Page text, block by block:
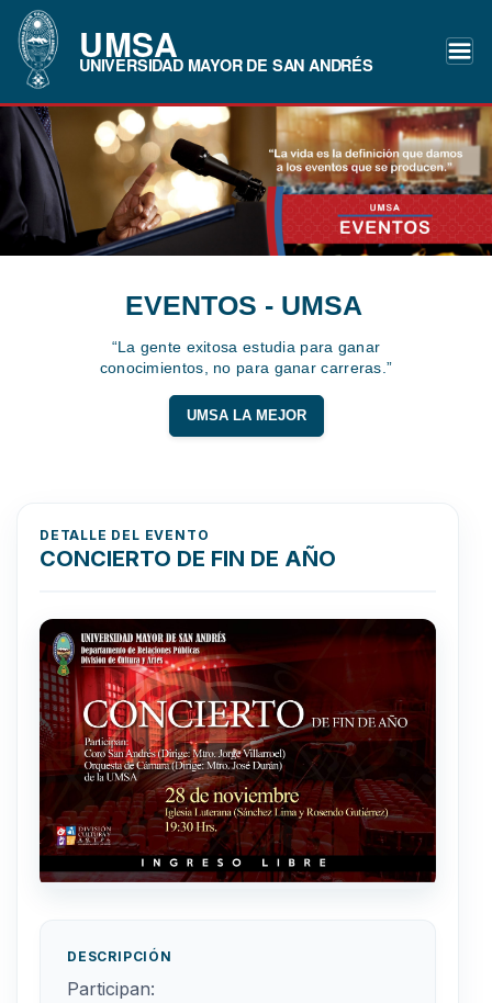
UMSA
UNIVERSIDAD MAYOR DE SAN ANDRÉS
EVENTOS - UMSA
“La gente exitosa estudia para ganar
conocimientos, no para ganar carreras.”
UMSA LA MEJOR
DETALLE DEL EVENTO
CONCIERTO DE FIN DE AÑO
DESCRIPCIÓN
Participan: